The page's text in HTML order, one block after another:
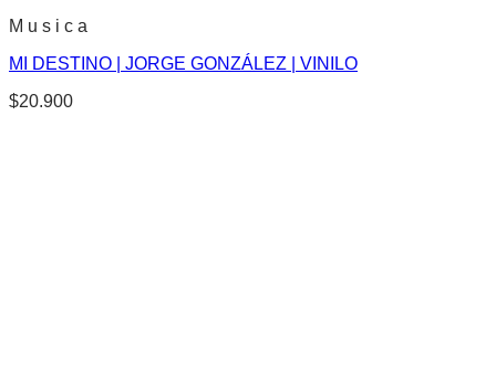
M u s i c a
MI DESTINO | JORGE GONZÁLEZ | VINILO
$20.900